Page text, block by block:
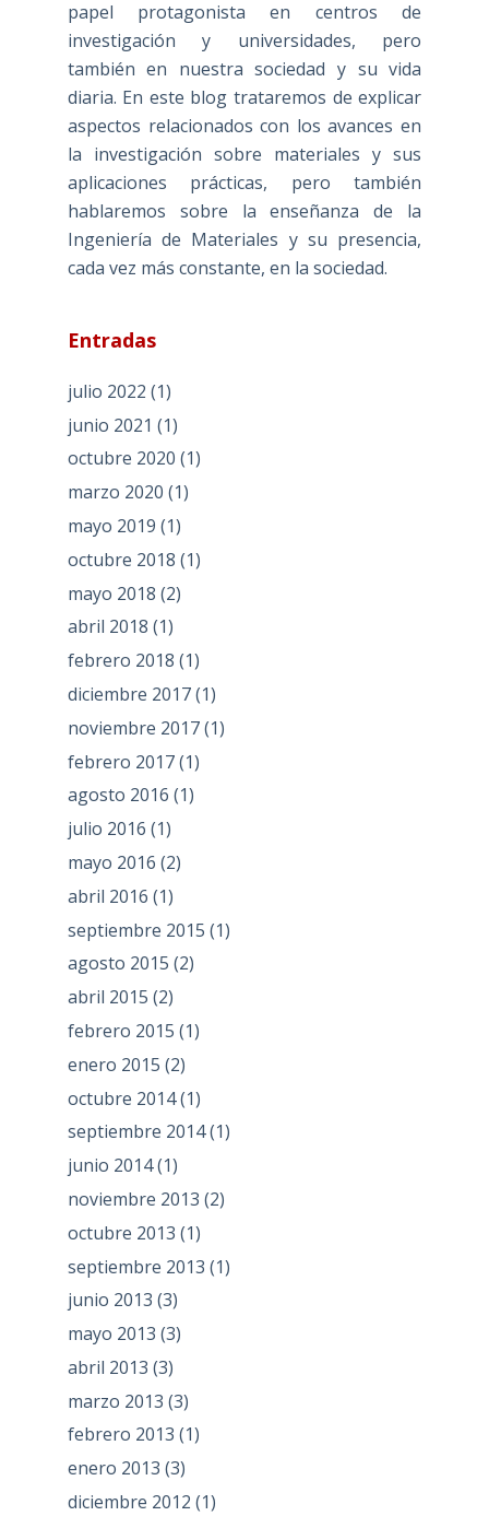
papel protagonista en centros de
investigación y universidades, pero
también en nuestra sociedad y su vida
diaria. En este blog trataremos de explicar
aspectos relacionados con los avances en
la investigación sobre materiales y sus
aplicaciones prácticas, pero también
hablaremos sobre la enseñanza de la
Ingeniería de Materiales y su presencia,
cada vez más constante, en la sociedad.
Entradas
julio 2022 (1)
junio 2021 (1)
octubre 2020 (1)
marzo 2020 (1)
mayo 2019 (1)
octubre 2018 (1)
mayo 2018 (2)
abril 2018 (1)
febrero 2018 (1)
diciembre 2017(1)
noviembre 2017(1)
febrero 2017(1)
agosto 2016 (1)
julio 2016 (1)
mayo 2016 (2)
abril 2016 (1)
septiembre 2015 (1)
agosto 2015 (2)
abril 2015 (2)
febrero 2015 (1)
enero 2015 (2)
octubre 2014(1)
septiembre 2014(1)
junio 2014(1)
noviembre 2013 (2)
octubre 2013 (1)
septiembre 2013 (1)
junio 2013 (3)
mayo 2013 (3)
abril 2013 (3)
marzo 2013 (3)
febrero 2013 (1)
enero 2013 (3)
diciembre 2012 (1)